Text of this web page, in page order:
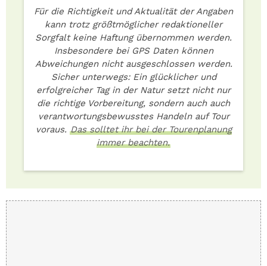
Für die Richtigkeit und Aktualität der Angaben
kann trotz größtmöglicher redaktioneller
Sorgfalt keine Haftung übernommen werden.
Insbesondere bei GPS Daten können
Abweichungen nicht ausgeschlossen werden.
Sicher unterwegs: Ein glücklicher und
erfolgreicher Tag in der Natur setzt nicht nur
die richtige Vorbereitung, sondern auch auch
verantwortungsbewusstes Handeln auf Tour
voraus. Das solltet ihr bei der Tourenplanung
immer beachten.